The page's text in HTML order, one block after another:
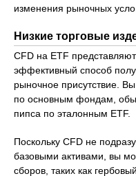
изменения рыночных
Низкие торговые
CFD на ETF
эффективный способ
рыночное присутствие.
по основным фондам,
пипса по эталонным ETF.
Поскольку CFD не
базовыми активами, вы
сборов, таких как